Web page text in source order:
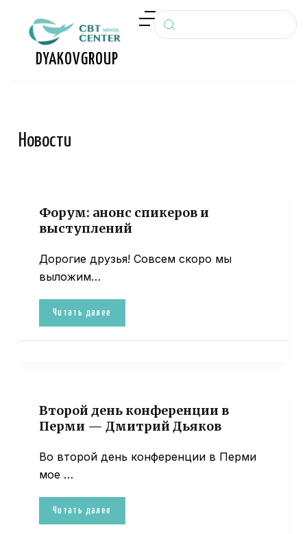
DYAKOVGROUP
Новости
Форум: анонс спикеров и
выступлений
Дорогие друзья! Совсем скоро мы
выложим…
Читать далее
Второй день конференции в
Перми — Дмитрий Дьяков
Во второй день конференции в Перми
мое …
Читать далее